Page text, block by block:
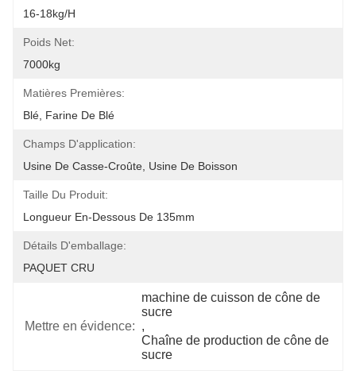
16-18kg/h
Poids Net:
7000kg
Matières Premières:
Blé, Farine De Blé
Champs D'application:
Usine De Casse-Croûte, Usine De Boisson
Taille Du Produit:
Longueur En-Dessous De 135mm
Détails D'emballage:
PAQUET CRU
Mettre en évidence:
machine de cuisson de cône de
sucre
,
Chaîne de production de cône de
sucre